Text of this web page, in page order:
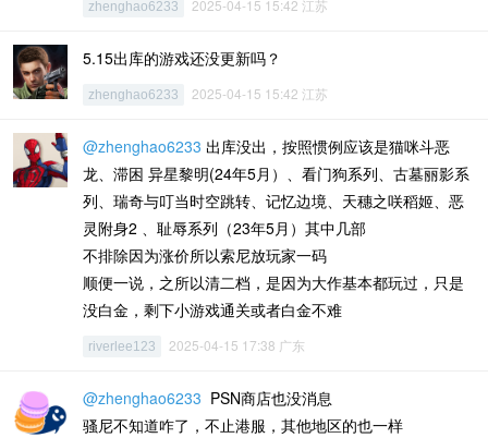
zhenghao6233 2025-04-15 15:42 江苏
5.15出库的游戏还没更新吗？
zhenghao6233 2025-04-15 15:42 江苏
@zhenghao6233 出库没出，按照惯例应该是猫咪斗恶
龙、滞困 异星黎明(24年5月）、看门狗系列、古墓丽影系
列、瑞奇与叮当时空跳转、记忆边境、天穗之咲稻姬、恶
灵附身2 、耻辱系列（23年5月）其中几部
不排除因为涨价所以索尼放玩家一码
顺便一说，之所以清二档，是因为大作基本都玩过，只是
没白金，剩下小游戏通关或者白金不难
riverlee123 2025-04-15 17:38 广东
@zhenghao6233 PSN商店也没消息
骚尼不知道咋了，不止港服，其他地区的也一样